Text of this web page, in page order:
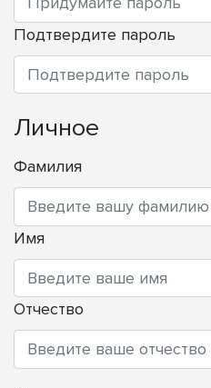
Подтвердите пароль
Личное
Фамилия
Имя
Отчество